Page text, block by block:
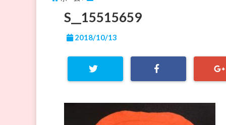
S__15515659
2018/10/13